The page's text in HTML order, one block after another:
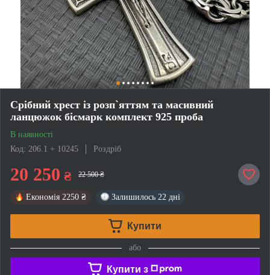
Срібний хрест із розп`яттям та масивний
ланцюжок бісмарк комплект 925 проба
В наявності
Код: 206.1 + 10245
Роздріб
20 250 ₴ 22 500 ₴
Економія 2250 ₴ Залишилось 22 дні
Купити
або
Купити з